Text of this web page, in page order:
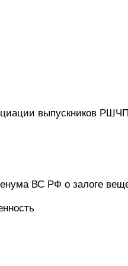
выпускников
ВС РФ о залоге